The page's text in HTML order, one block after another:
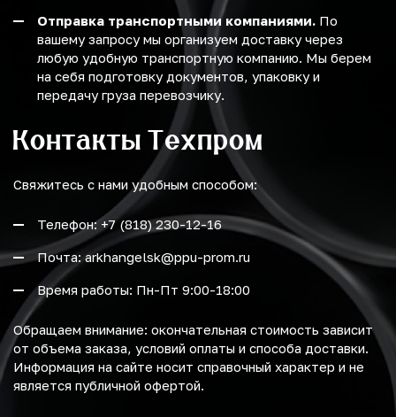
Отправка транспортными компаниями. По
вашему запросу мы организуем доставку через
любую удобную транспортную компанию. Мы берем
на себя подготовку документов, упаковку и
передачу груза перевозчику.
Контакты Техпром
Свяжитесь с нами удобным способом:
Телефон: +7 (818) 230-12-16
Почта: arkhangelsk@ppu-prom.ru
Время работы: Пн-Пт 9:00-18:00
Обращаем внимание: окончательная стоимость зависит
от объема заказа, условий оплаты и способа доставки.
Информация на сайте носит справочный характер и не
является публичной офертой.